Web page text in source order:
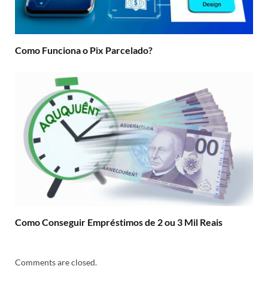
Como Funciona o Pix Parcelado?
Como Conseguir Empréstimos de 2 ou 3 Mil Reais
Comments are closed.